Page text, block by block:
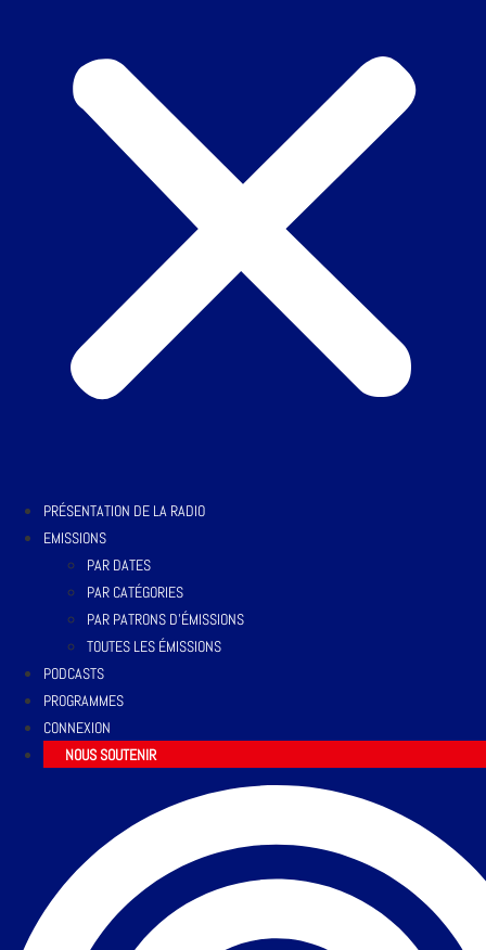
PRÉSENTATION DE LA RADIO
EMISSIONS
PAR DATES
PAR CATÉGORIES
PAR PATRONS D’ÉMISSIONS
TOUTES LES ÉMISSIONS
PODCASTS
PROGRAMMES
CONNEXION
NOUS SOUTENIR